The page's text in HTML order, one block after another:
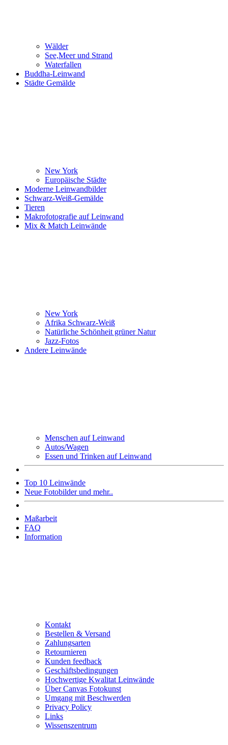
Wälder
See,Meer und Strand
Waterfallen
Buddha-Leinwand
Städte Gemälde
New York
Europäische Städte
Moderne Leinwandbilder
Schwarz-Weiß-Gemälde
Tieren
Makrofotografie auf Leinwand
Mix & Match Leinwände
New York
Afrika Schwarz-Weiß
Natürliche Schönheit grüner Natur
Jazz-Fotos
Andere Leinwände
Menschen auf Leinwand
Autos/Wagen
Essen und Trinken auf Leinwand
Top 10 Leinwände
Neue Fotobilder und mehr..
Maßarbeit
FAQ
Information
Kontakt
Bestellen & Versand
Zahlungsarten
Retournieren
Kunden feedback
Geschäftsbedingungen
Hochwertige Kwalitat Leinwände
Über Canvas Fotokunst
Umgang mit Beschwerden
Privacy Policy
Links
Wissenszentrum